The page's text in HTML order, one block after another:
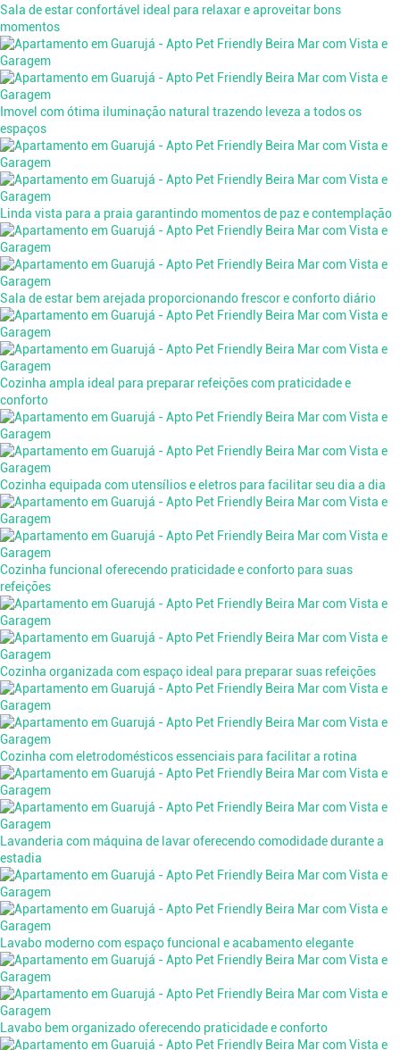
Sala de estar confortável ideal para relaxar e aproveitar bons
momentos
Imovel com ótima iluminação natural trazendo leveza a todos os
espaços
Linda vista para a praia garantindo momentos de paz e contemplação
Sala de estar bem arejada proporcionando frescor e conforto diário
Cozinha ampla ideal para preparar refeições com praticidade e
conforto
Cozinha equipada com utensílios e eletros para facilitar seu dia a dia
Cozinha funcional oferecendo praticidade e conforto para suas
refeições
Cozinha organizada com espaço ideal para preparar suas refeições
Cozinha com eletrodomésticos essenciais para facilitar a rotina
Lavanderia com máquina de lavar oferecendo comodidade durante a
estadia
Lavabo moderno com espaço funcional e acabamento elegante
Lavabo bem organizado oferecendo praticidade e conforto